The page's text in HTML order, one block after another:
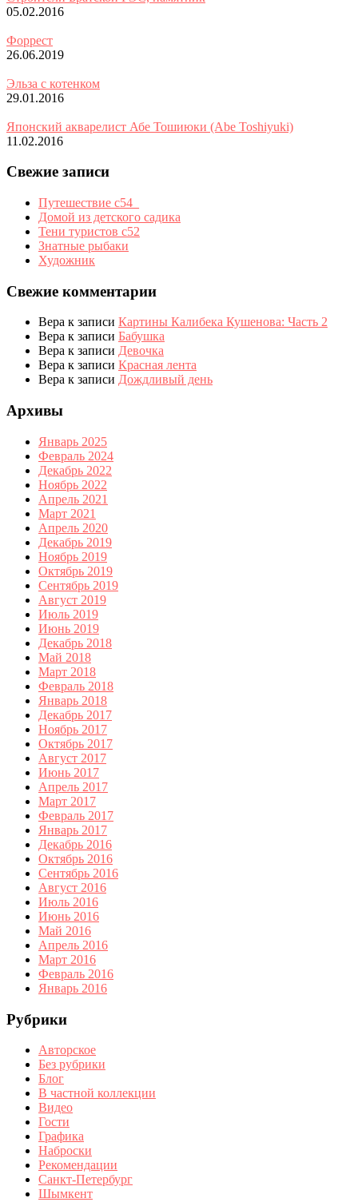
05.02.2016
Форрест
26.06.2019
Эльза с котенком
29.01.2016
Японский акварелист Абе Тошиюки (Abe Toshiyuki)
11.02.2016
Свежие записи
Путешествие с54_
Домой из детского садика
Тени туристов с52
Знатные рыбаки
Художник
Свежие комментарии
Вера к записи Картины Калибека Кушенова: Часть 2
Вера к записи Бабушка
Вера к записи Девочка
Вера к записи Красная лента
Вера к записи Дождливый день
Архивы
Январь 2025
Февраль 2024
Декабрь 2022
Ноябрь 2022
Апрель 2021
Март 2021
Апрель 2020
Декабрь 2019
Ноябрь 2019
Октябрь 2019
Сентябрь 2019
Август 2019
Июль 2019
Июнь 2019
Декабрь 2018
Май 2018
Март 2018
Февраль 2018
Январь 2018
Декабрь 2017
Ноябрь 2017
Октябрь 2017
Август 2017
Июнь 2017
Апрель 2017
Март 2017
Февраль 2017
Январь 2017
Декабрь 2016
Октябрь 2016
Сентябрь 2016
Август 2016
Июль 2016
Июнь 2016
Май 2016
Апрель 2016
Март 2016
Февраль 2016
Январь 2016
Рубрики
Авторское
Без рубрики
Блог
В частной коллекции
Видео
Гости
Графика
Наброски
Рекомендации
Санкт-Петербург
Шымкент